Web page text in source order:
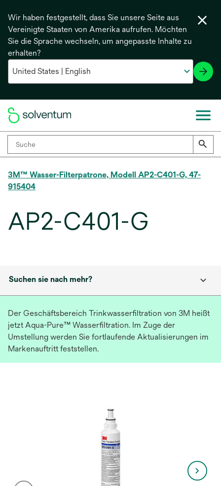
Wir haben festgestellt, dass Sie unsere Seite aus
Vereinigte Staaten von Amerika aufrufen. Möchten
Sie die Sprache wechseln, um angepasste Inhalte zu
erhalten?
3M™ Wasser-Filterpatrone, Modell AP2-C401-G, 47-
915404
AP2-C401-G
Suchen sie nach mehr?
Der Geschäftsbereich Trinkwasserfiltration von 3M heißt
jetzt Aqua-Pure™ Wasserfiltration. Im Zuge der
Umstellung werden Sie fortlaufende Aktualisierungen im
Markenauftritt feststellen.